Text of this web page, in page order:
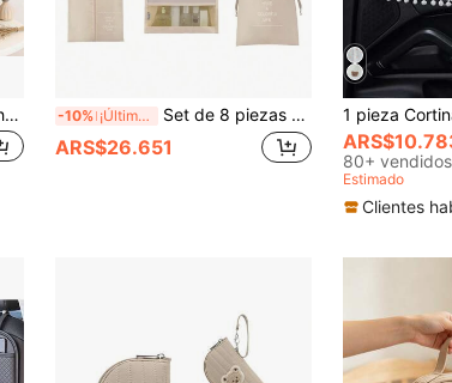
1 pieza Bolso de mamá acolchado y lindo, bolsa aislada para botellas con asa de mano/correa para el hombro aplicable al cochecito de bebé, bolsillo con cremallera para botellas, toallitas, chupetes, bolso de pañales conveniente -10% ¡Últimos 3 días Set de 8 piezas de cubos organizadores de ropa gruesos y resistentes al agua con diseño de espiguilla, bolsas de almacenamiento para viajes para mamá y bebé
ARS$26.651
80+ vendidos
Estimado
Clientes